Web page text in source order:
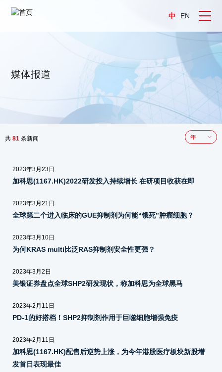
中 EN
媒体报道
共 81 条新闻 年
2023年3月23日
加科思(1167.HK)2022研发投入持续增长 在研项目收获在即
2023年3月21日
全球第二个进入临床的GUE抑制剂为何能“饿死”肿瘤细胞？
2023年3月10日
为何KRAS multi比泛RAS抑制剂安全性更强？
2023年3月2日
美银证券盘点全球SHP2研发现状，称加科思为全球黑马
2023年2月11日
PD-1的好搭档！SHP2抑制剂作用于巨噬细胞增强免疫
2023年2月11日
加科思(1167.HK)配售后逆势上涨，为今年港股医疗板块新股增
发首日表现最佳